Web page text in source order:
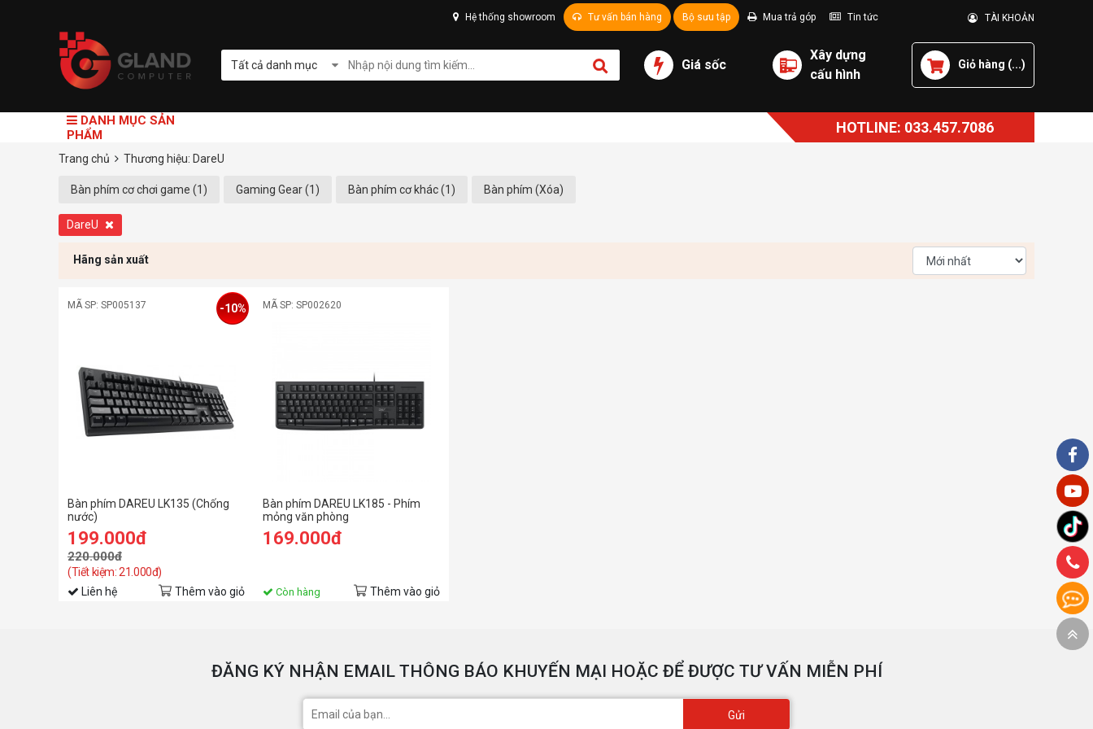
Hệ thống showroom Tư vấn bán hàng Bộ sưu tập Mua trả góp Tin tức TÀI KHOẢN
Tất cả danh mục Giá sốc
Xây dựng
cấu hình
Giỏ hàng (...)
DANH MỤC SẢN
PHẨM
HOTLINE: 033.457.7086
Trang chủ Thương hiệu: DareU
Bàn phím cơ chơi game (1) Gaming Gear (1) Bàn phím cơ khác (1) Bàn phím (Xóa)
DareU
Hãng sản xuất
MÃ SP: SP005137
Bàn phím DAREU LK135 (Chống
nước)
199.000đ
220.000đ
(Tiết kiệm: 21.000đ)
-10%
Liên hệ Thêm vào giỏ
MÃ SP: SP002620
Bàn phím DAREU LK185 - Phím
mỏng văn phòng
169.000đ
Còn hàng Thêm vào giỏ
ĐĂNG KÝ NHẬN EMAIL THÔNG BÁO KHUYẾN MẠI HOẶC ĐỂ ĐƯỢC TƯ VẤN MIỄN PHÍ
Gửi